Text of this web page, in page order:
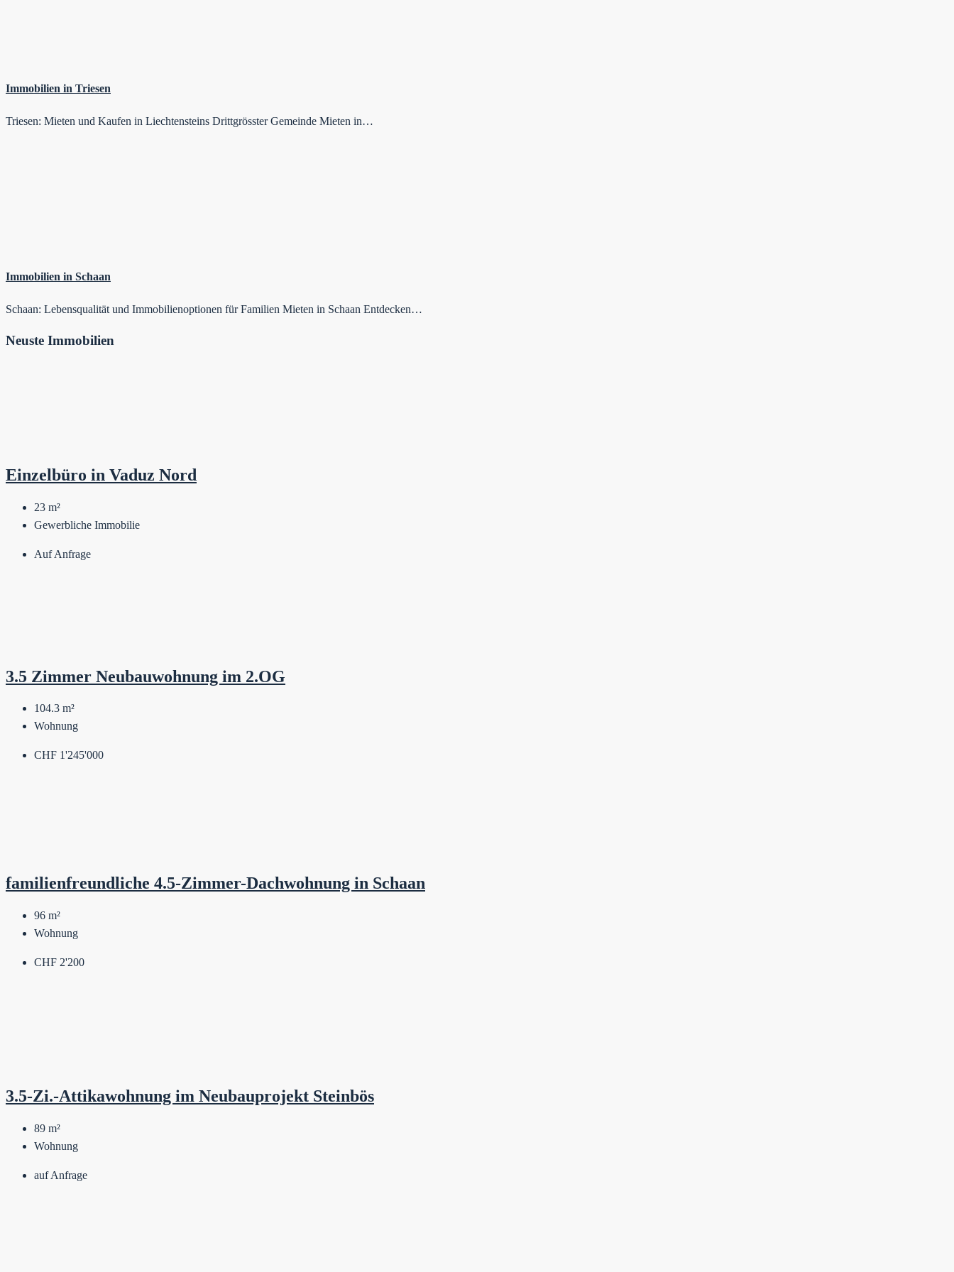
Immobilien in Triesen
Triesen: Mieten und Kaufen in Liechtensteins Drittgrösster Gemeinde Mieten in…
Immobilien in Schaan
Schaan: Lebensqualität und Immobilienoptionen für Familien Mieten in Schaan Entdecken…
Neuste Immobilien
Einzelbüro in Vaduz Nord
23 m²
Gewerbliche Immobilie
Auf Anfrage
3.5 Zimmer Neubauwohnung im 2.OG
104.3 m²
Wohnung
CHF 1'245'000
familienfreundliche 4.5-Zimmer-Dachwohnung in Schaan
96 m²
Wohnung
CHF 2'200
3.5-Zi.-Attikawohnung im Neubauprojekt Steinbös
89 m²
Wohnung
auf Anfrage